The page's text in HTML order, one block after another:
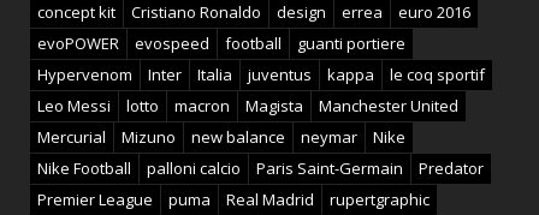
concept kit
Cristiano Ronaldo design errea
euro 2016
evoPOWER
evospeed football
guanti portiere
Hypervenom
Inter Italia juventus kappa
le coq sportif
Leo Messi
lotto macron Magista
Manchester United
Mercurial
Mizuno new balance neymar
Nike
Nike Football
palloni calcio Paris Saint-Germain
Predator
Premier League
puma Real Madrid
rupertgraphic